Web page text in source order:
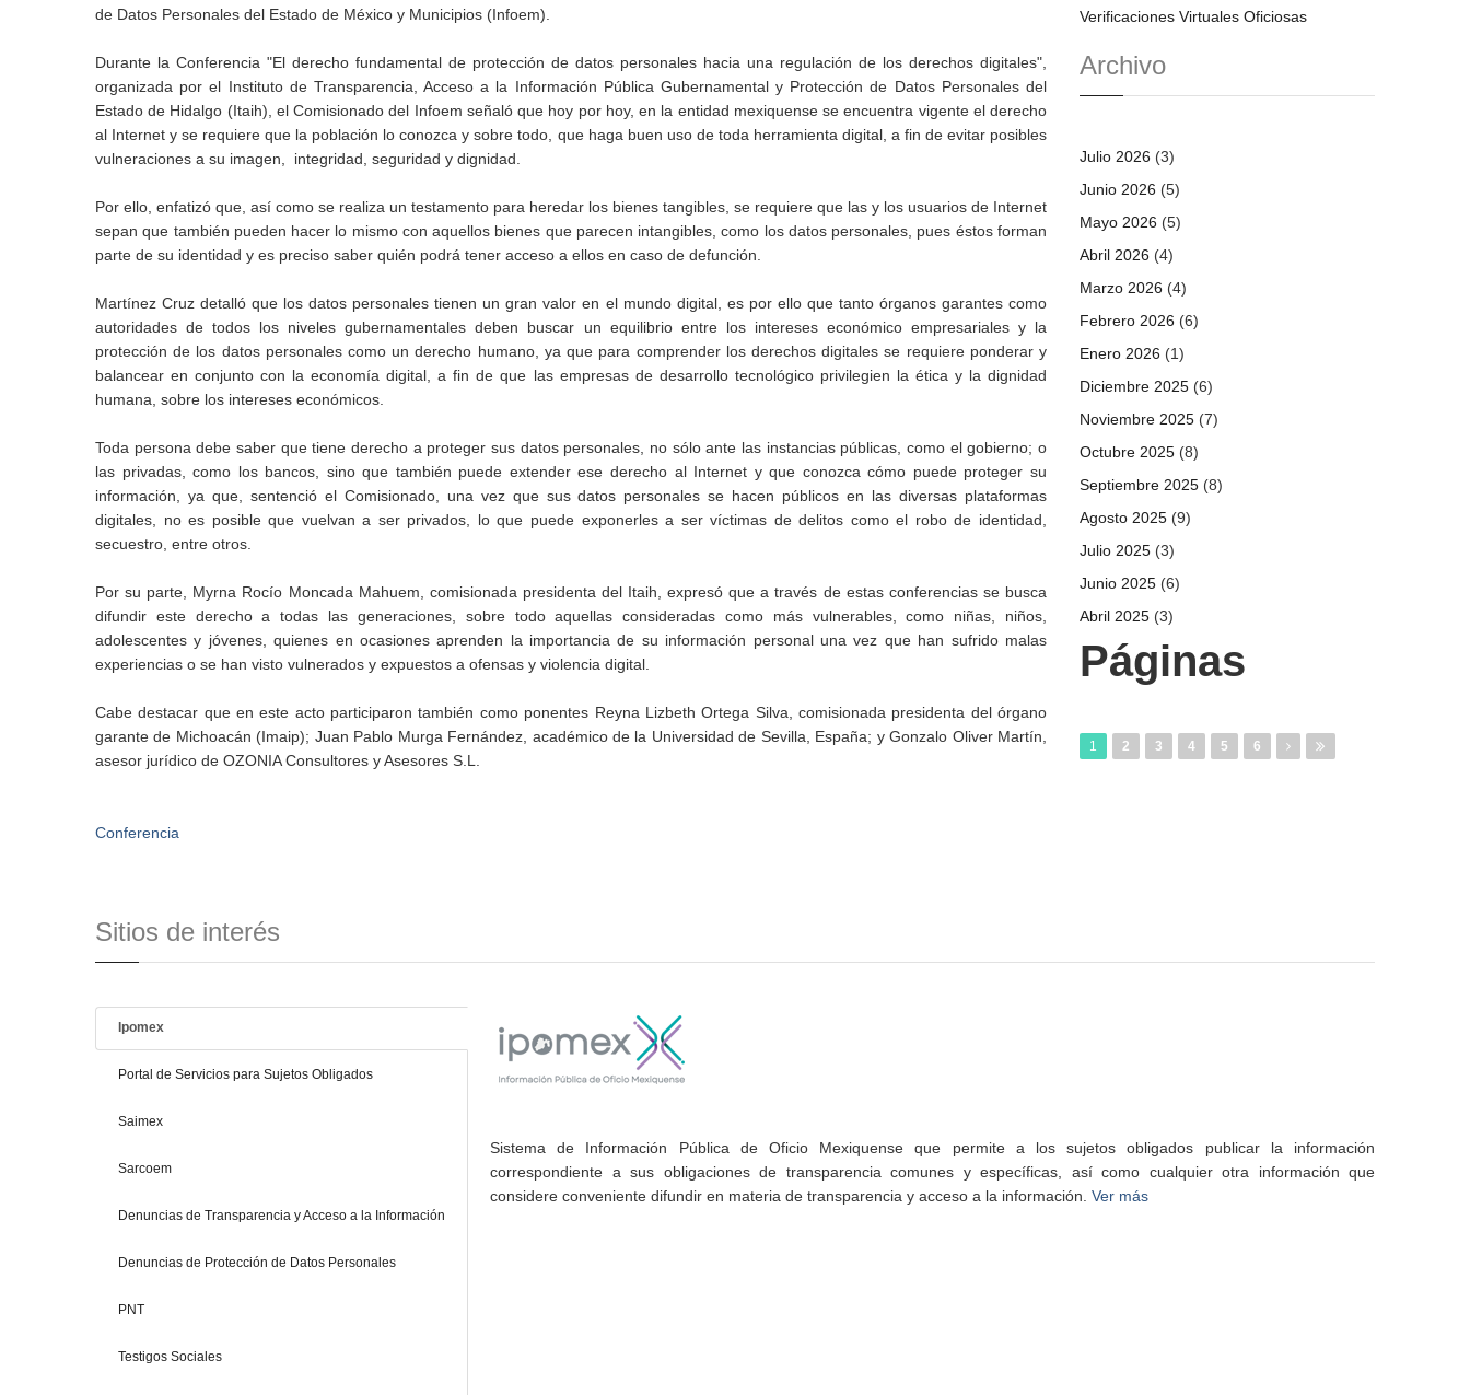
de Datos Personales del Estado de México y Municipios (Infoem).
Durante la Conferencia "El derecho fundamental de protección de datos personales hacia una regulación de los derechos digitales",
organizada por el Instituto de Transparencia, Acceso a la Información Pública Gubernamental y Protección de Datos Personales del
Estado de Hidalgo (Itaih), el Comisionado del Infoem señaló que hoy por hoy, en la entidad mexiquense se encuentra vigente el derecho
al Internet y se requiere que la población lo conozca y sobre todo, que haga buen uso de toda herramienta digital, a fin de evitar posibles
vulneraciones a su imagen, integridad, seguridad y dignidad.
Por ello, enfatizó que, así como se realiza un testamento para heredar los bienes tangibles, se requiere que las y los usuarios de Internet
sepan que también pueden hacer lo mismo con aquellos bienes que parecen intangibles, como los datos personales, pues éstos forman
parte de su identidad y es preciso saber quién podrá tener acceso a ellos en caso de defunción.
Martínez Cruz detalló que los datos personales tienen un gran valor en el mundo digital, es por ello que tanto órganos garantes como
autoridades de todos los niveles gubernamentales deben buscar un equilibrio entre los intereses económico empresariales y la
protección de los datos personales como un derecho humano, ya que para comprender los derechos digitales se requiere ponderar y
balancear en conjunto con la economía digital, a fin de que las empresas de desarrollo tecnológico privilegien la ética y la dignidad
humana, sobre los intereses económicos.
Toda persona debe saber que tiene derecho a proteger sus datos personales, no sólo ante las instancias públicas, como el gobierno; o
las privadas, como los bancos, sino que también puede extender ese derecho al Internet y que conozca cómo puede proteger su
información, ya que, sentenció el Comisionado, una vez que sus datos personales se hacen públicos en las diversas plataformas
digitales, no es posible que vuelvan a ser privados, lo que puede exponerles a ser víctimas de delitos como el robo de identidad,
secuestro, entre otros.
Por su parte, Myrna Rocío Moncada Mahuem, comisionada presidenta del Itaih, expresó que a través de estas conferencias se busca
difundir este derecho a todas las generaciones, sobre todo aquellas consideradas como más vulnerables, como niñas, niños,
adolescentes y jóvenes, quienes en ocasiones aprenden la importancia de su información personal una vez que han sufrido malas
experiencias o se han visto vulnerados y expuestos a ofensas y violencia digital.
Cabe destacar que en este acto participaron también como ponentes Reyna Lizbeth Ortega Silva, comisionada presidenta del órgano
garante de Michoacán (Imaip); Juan Pablo Murga Fernández, académico de la Universidad de Sevilla, España; y Gonzalo Oliver Martín,
asesor jurídico de OZONIA Consultores y Asesores S.L.
Conferencia
Verificaciones Virtuales Oficiosas
Archivo
Julio 2026 (3)
Junio 2026 (5)
Mayo 2026 (5)
Abril 2026 (4)
Marzo 2026 (4)
Febrero 2026 (6)
Enero 2026 (1)
Diciembre 2025 (6)
Noviembre 2025 (7)
Octubre 2025 (8)
Septiembre 2025 (8)
Agosto 2025 (9)
Julio 2025 (3)
Junio 2025 (6)
Abril 2025 (3)
Páginas
1 2 3 4 5 6
Sitios de interés
Ipomex
Portal de Servicios para Sujetos Obligados
Saimex
Sarcoem
Denuncias de Transparencia y Acceso a la Información
Denuncias de Protección de Datos Personales
PNT
Testigos Sociales
Sistema de Información Pública de Oficio Mexiquense que permite a los sujetos obligados publicar la información
correspondiente a sus obligaciones de transparencia comunes y específicas, así como cualquier otra información que
considere conveniente difundir en materia de transparencia y acceso a la información. Ver más